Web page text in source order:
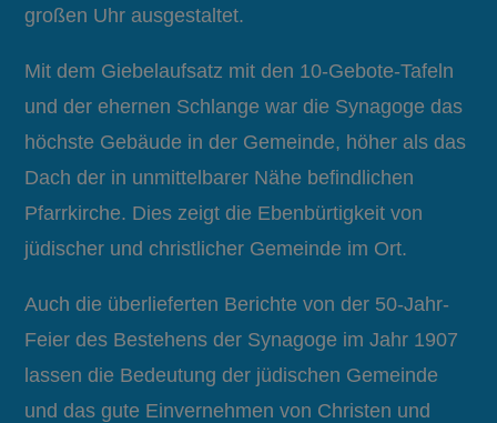
großen Uhr ausgestaltet.
Mit dem Giebelaufsatz mit den 10-Gebote-Tafeln
und der ehernen Schlange war die Synagoge das
höchste Gebäude in der Gemeinde, höher als das
Dach der in unmittelbarer Nähe befindlichen
Pfarrkirche. Dies zeigt die Ebenbürtigkeit von
jüdischer und christlicher Gemeinde im Ort.
Auch die überlieferten Berichte von der 50-Jahr-
Feier des Bestehens der Synagoge im Jahr 1907
lassen die Bedeutung der jüdischen Gemeinde
und das gute Einvernehmen von Christen und